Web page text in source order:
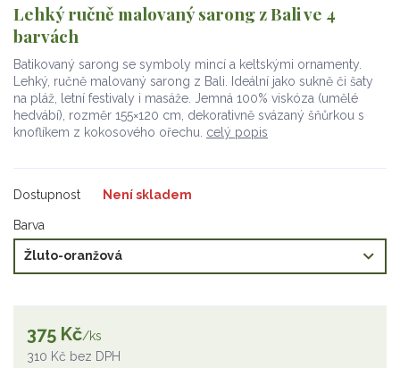
Lehký ručně malovaný sarong z Bali ve 4
barvách
Batikovaný sarong se symboly mincí a keltskými ornamenty.
Lehký, ručně malovaný sarong z Bali. Ideální jako sukně či šaty
na pláž, letní festivaly i masáže. Jemná 100% viskóza (umělé
hedvábí), rozměr 155×120 cm, dekorativně svázaný šňůrkou s
knoflíkem z kokosového ořechu. celý popis
Dostupnost Není skladem
Barva
375 Kč/ks
310 Kč bez DPH